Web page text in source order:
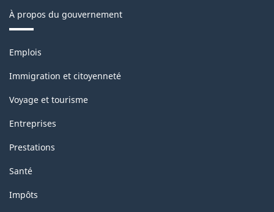
À propos du gouvernement
Thèmes
sujets
Emplois
Immigration et citoyenneté
Voyage et tourisme
Entreprises
Prestations
Santé
Impôts